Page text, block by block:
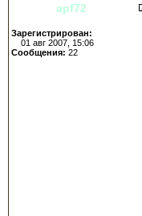
apf72
Зарегистрирован:
01 авг 2007, 15:06
Сообщения: 22